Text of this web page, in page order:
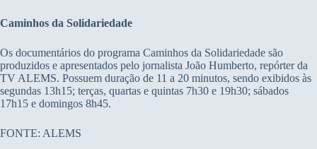
Caminhos da Solidariedade
Os documentários do programa Caminhos da Solidariedade são
produzidos e apresentados pelo jornalista João Humberto, repórter da
TV ALEMS. Possuem duração de 11 a 20 minutos, sendo exibidos às
segundas 13h15; terças, quartas e quintas 7h30 e 19h30; sábados
17h15 e domingos 8h45.
FONTE: ALEMS